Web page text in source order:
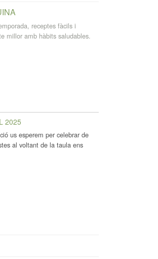
receptes fàcils i
millor amb hàbits saludables.
2025
us esperem per celebrar de
al voltant de la taula ens